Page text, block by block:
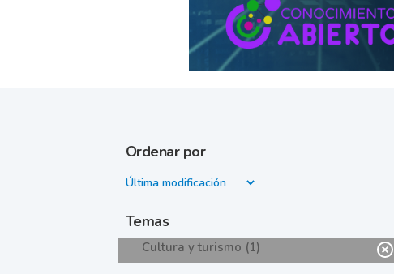
Ordenar por
Temas
Cultura y turismo (1)